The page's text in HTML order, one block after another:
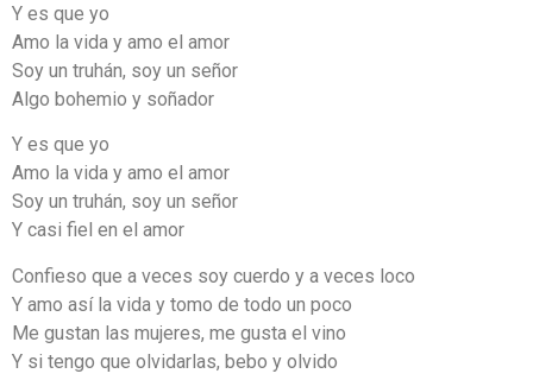
Y es que yo
Amo la vida y amo el amor
Soy un truhán, soy un señor
Algo bohemio y soñador
Y es que yo
Amo la vida y amo el amor
Soy un truhán, soy un señor
Y casi fiel en el amor
Confieso que a veces soy cuerdo y a veces loco
Y amo así la vida y tomo de todo un poco
Me gustan las mujeres, me gusta el vino
Y si tengo que olvidarlas, bebo y olvido